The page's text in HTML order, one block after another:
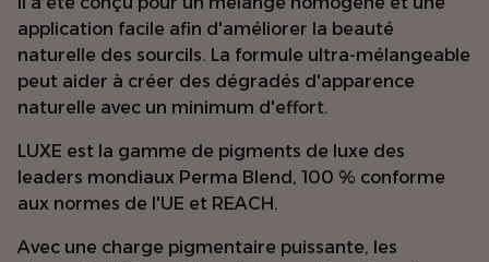
application facile afin d'améliorer la beauté
naturelle des sourcils. La formule ultra-mélangeable
peut aider à créer des dégradés d'apparence
naturelle avec un minimum d'effort.
LUXE est la gamme de pigments de luxe des
leaders mondiaux Perma Blend, 100 % conforme
aux normes de l'UE et REACH.
Avec une charge pigmentaire puissante, les